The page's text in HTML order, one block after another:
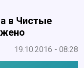
в Чистые
19.10.2016 - 08:28